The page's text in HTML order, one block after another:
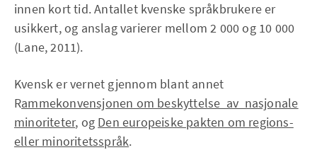
innen kort tid. Antallet kvenske språkbrukere er
usikkert, og anslag varierer mellom 2 000 og 10 000
(Lane, 2011).
Kvensk er vernet gjennom blant annet
Rammekonvensjonen om beskyttelse av nasjonale
minoriteter, og Den europeiske pakten om regions-
eller minoritetsspråk.